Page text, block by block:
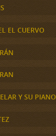
EL CUERVO
Y SU PIANO